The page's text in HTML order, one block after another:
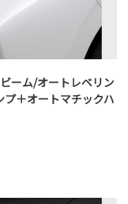
ーム/オートレベリン
＋オートマチックハ